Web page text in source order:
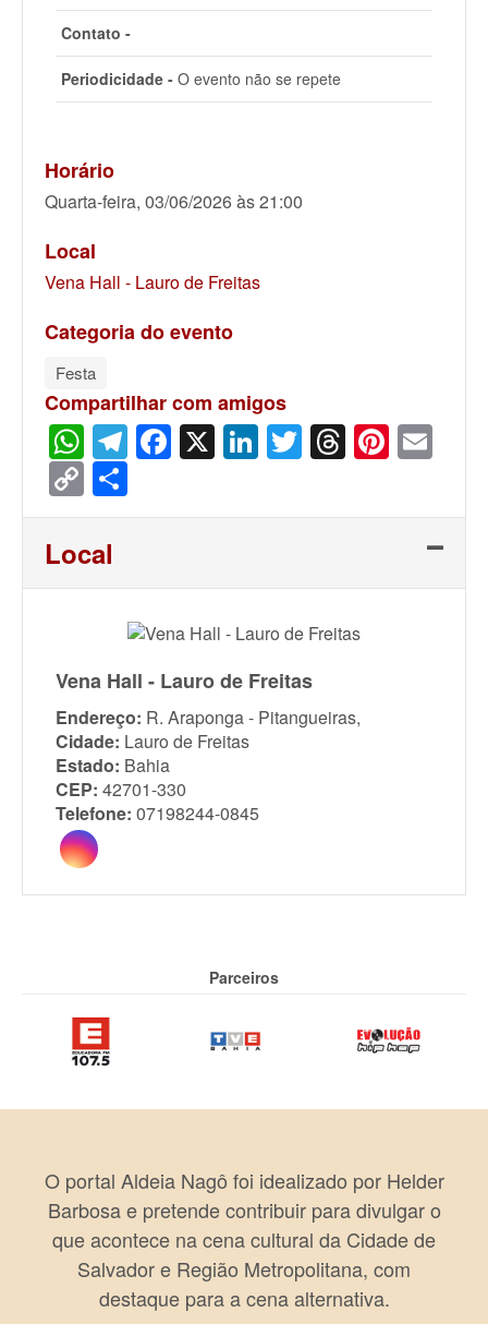
Contato -
Periodicidade - O evento não se repete
Horário
Quarta-feira, 03/06/2026 às 21:00
Local
Vena Hall - Lauro de Freitas
Categoria do evento
Festa
Compartilhar com amigos
WhatsApp
Telegram
Facebook
X LinkedIn
Twitter
Threads
Copy
Link
Local
Vena Hall - Lauro de Freitas
Endereço: R. Araponga - Pitangueiras,
Cidade: Lauro de Freitas
Estado: Bahia
CEP: 42701-330
Telefone: 07198244-0845
Parceiros
O portal Aldeia Nagô foi idealizado por Helder
Barbosa e pretende contribuir para divulgar o
que acontece na cena cultural da Cidade de
Salvador e Região Metropolitana, com
destaque para a cena alternativa.